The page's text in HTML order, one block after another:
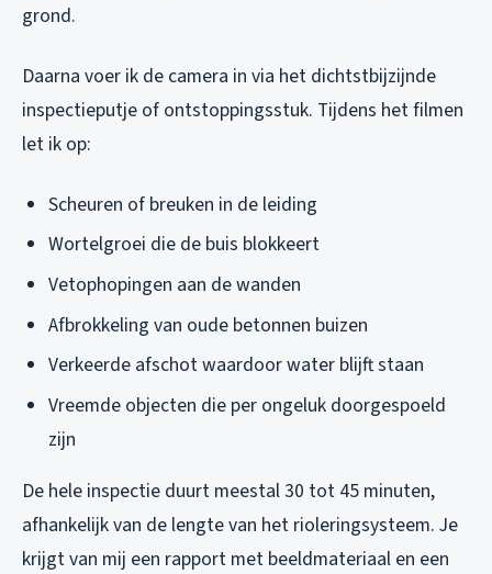
grond.
Daarna voer ik de camera in via het dichtstbijzijnde
inspectieputje of ontstoppingsstuk. Tijdens het filmen
let ik op:
Scheuren of breuken in de leiding
Wortelgroei die de buis blokkeert
Vetophopingen aan de wanden
Afbrokkeling van oude betonnen buizen
Verkeerde afschot waardoor water blijft staan
Vreemde objecten die per ongeluk doorgespoeld
zijn
De hele inspectie duurt meestal 30 tot 45 minuten,
afhankelijk van de lengte van het rioleringsysteem. Je
krijgt van mij een rapport met beeldmateriaal en een